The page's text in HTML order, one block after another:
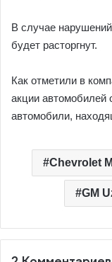
В случае
будет расторгнут.
Как отметили в
акции автомобилей
автомобили,
Chevrolet
GM